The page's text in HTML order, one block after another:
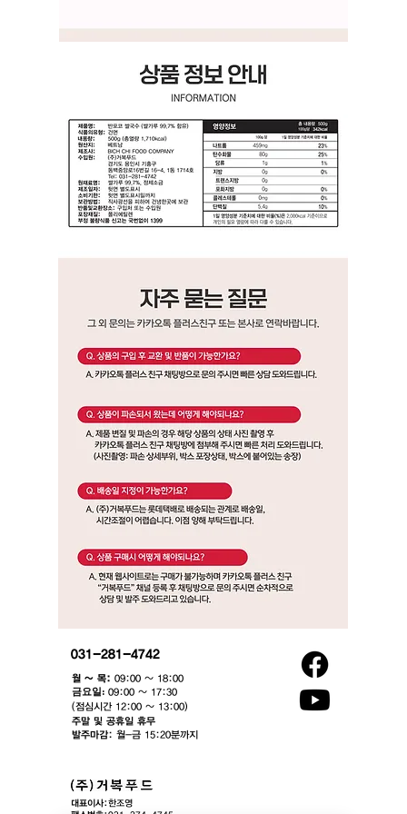
031-281-4742
월 ~ 목: 09:00 ~ 18:00
​금요일: 09:00 ~ 17:30
(점심시간 12:00 ~ 13:00)​
주말 및 공휴일 휴무
발주마감: 월-금 15:20분까지
대표이사:한조영